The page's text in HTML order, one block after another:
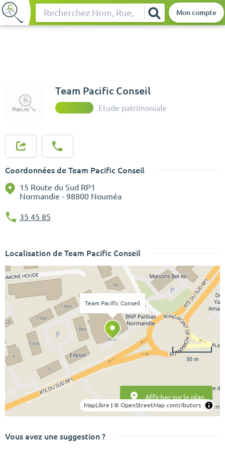
Rechercher Mon compte
Team Pacific Conseil
Etude patrimoniale
Coordonnées de Team Pacific Conseil
15 Route du Sud RP1
Normandie - 98800 Nouméa
35 45 85
Localisation de Team Pacific Conseil
50 m
MapLibre | © OpenStreetMap contributors
Team Pacific Conseil
Afficher sur le plan
Vous avez une suggestion ?